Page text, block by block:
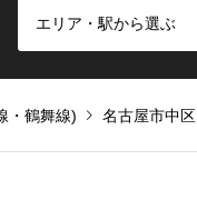
エリア・駅から選ぶ
・鶴舞線) 名古屋市中区